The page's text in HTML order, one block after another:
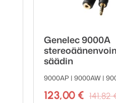
Genelec 9000A
säädin
9000AP | 9000AW |
141,82
123,00 €